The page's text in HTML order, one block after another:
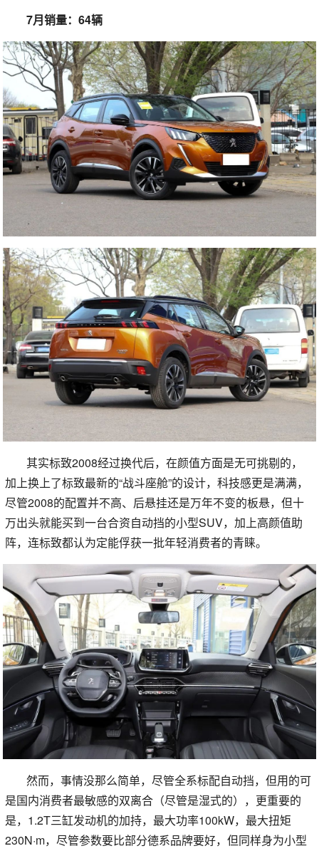
7月销量：64辆
其实标致2008经过换代后，在颜值方面是无可挑剔的，
加上换上了标致最新的“战斗座舱”的设计，科技感更是满满，
尽管2008的配置并不高、后悬挂还是万年不变的板悬，但十
万出头就能买到一台合资自动挡的小型SUV，加上高颜值助
阵，连标致都认为定能俘获一批年轻消费者的青睐。
然而，事情没那么简单，尽管全系标配自动挡，但用的可
是国内消费者最敏感的双离合（尽管是湿式的），更重要的
是，1.2T三缸发动机的加持，最大功率100kW，最大扭矩
230N·m，尽管参数要比部分德系品牌要好，但同样身为小型